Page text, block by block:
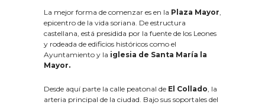
La mejor forma de comenzar es en la Plaza Mayor,
epicentro de la vida soriana. De estructura
castellana, está presidida por la fuente de los Leones
y rodeada de edificios históricos como el
Ayuntamiento y la iglesia de Santa María la
Mayor.
Desde aquí parte la calle peatonal de El Collado, la
arteria principal de la ciudad. Bajo sus soportales del